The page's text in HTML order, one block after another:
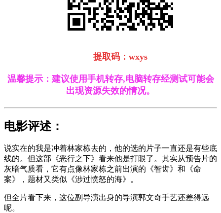
提取码：wxys
温馨提示：建议使用手机转存,电脑转存经测试可能会
出现资源失效的情况。
电影评述：
说实在的我是冲着林家栋去的，他的选的片子一直还是有些底
线的。但这部《恶行之下》看来他是打眼了。其实从预告片的
灰暗气质看，它有点像林家栋之前出演的《智齿》和《命
案》，题材又类似《涉过愤怒的海》。
但全片看下来，这位副导演出身的导演郭文奇手艺还差得远
呢。